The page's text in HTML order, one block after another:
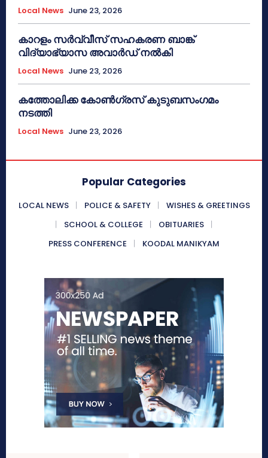
Local News June 23, 2026
കാറളം സർവ്വീസ് സഹകരണ ബാങ്ക്
വിദ്യാഭ്യാസ അവാർഡ് നൽകി
Local News June 23, 2026
കത്തോലിക്ക കോൺഗ്രസ് കുടുബസംഗമം
നടത്തി
Local News June 23, 2026
Popular Categories
LOCAL NEWS POLICE & SAFETY
WISHES & GREETINGS
SCHOOL & COLLEGE
OBITUARIES
PRESS CONFERENCE
KOODAL MANIKYAM